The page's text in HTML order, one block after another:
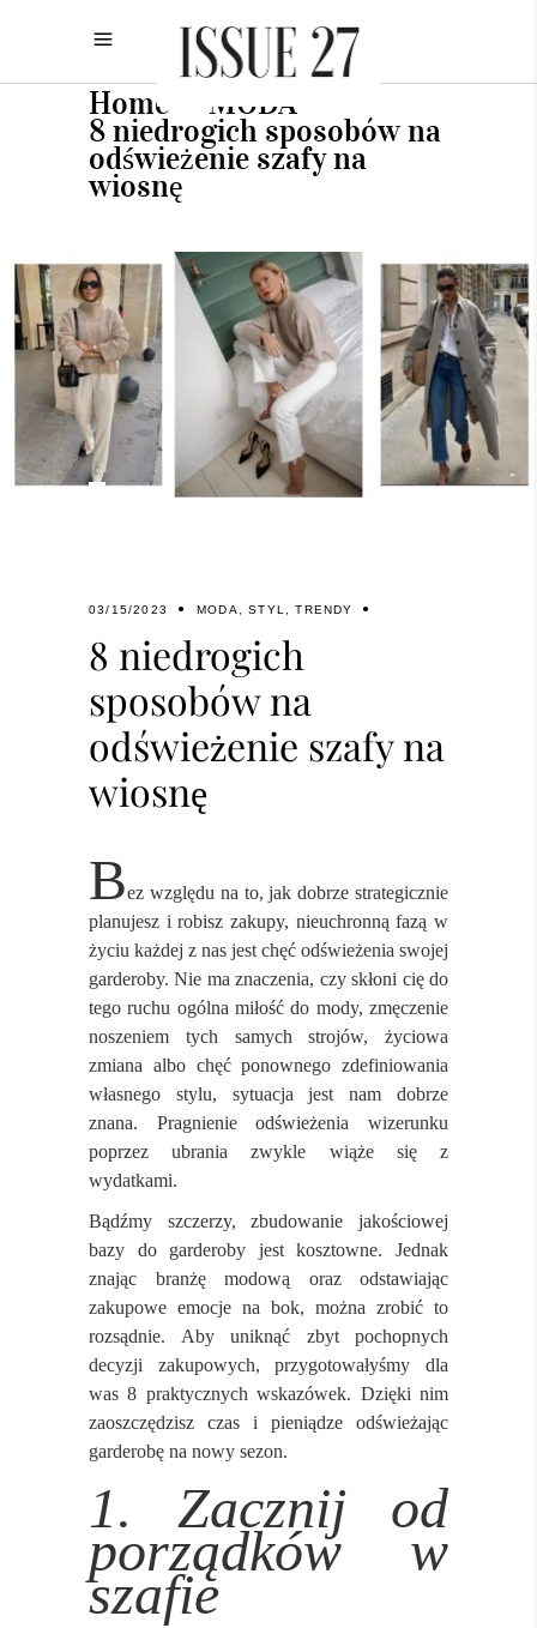
Home MODA
8 niedrogich sposobów na
odświeżenie szafy na
wiosnę
03/15/2023 MODA,STYL,TRENDY
8 niedrogich
sposobów na
odświeżenie szafy na
wiosnę
Bez względu na to, jak dobrze strategicznie
planujesz i robisz zakupy, nieuchronną fazą w
życiu każdej z nas jest chęć odświeżenia swojej
garderoby. Nie ma znaczenia, czy skłoni cię do
tego ruchu ogólna miłość do mody, zmęczenie
noszeniem tych samych strojów, życiowa
zmiana albo chęć ponownego zdefiniowania
własnego stylu, sytuacja jest nam dobrze
znana. Pragnienie odświeżenia wizerunku
poprzez ubrania zwykle wiąże się z
wydatkami.
Bądźmy szczerzy, zbudowanie jakościowej
bazy do garderoby jest kosztowne. Jednak
znając branżę modową oraz odstawiając
zakupowe emocje na bok, można zrobić to
rozsądnie. Aby uniknąć zbyt pochopnych
decyzji zakupowych, przygotowałyśmy dla
was 8 praktycznych wskazówek. Dzięki nim
zaoszczędzisz czas i pieniądze odświeżając
garderobę na nowy sezon.
1. Zacznij od
porządków w
szafie